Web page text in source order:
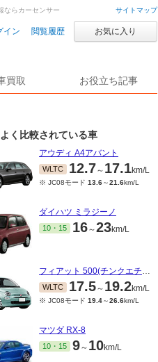
サイトマップ
イン 閲覧履歴 お気に入り
買取 お役立ち記事
ならカーセンサー
く比較されている車
アウディ A4アバント
WLTC 12.7～ 17.1km/L
※ JC08モード 13.6～21.6km/L
ダイハツ ミラジーノ
10・15 16～23km/L
フィアット 500(チンクエチェント)
WLTC 17.5～ 19.2km/L
※ JC08モード 19.4～26.6km/L
マツダ RX-8
10・15 9～ 10km/L